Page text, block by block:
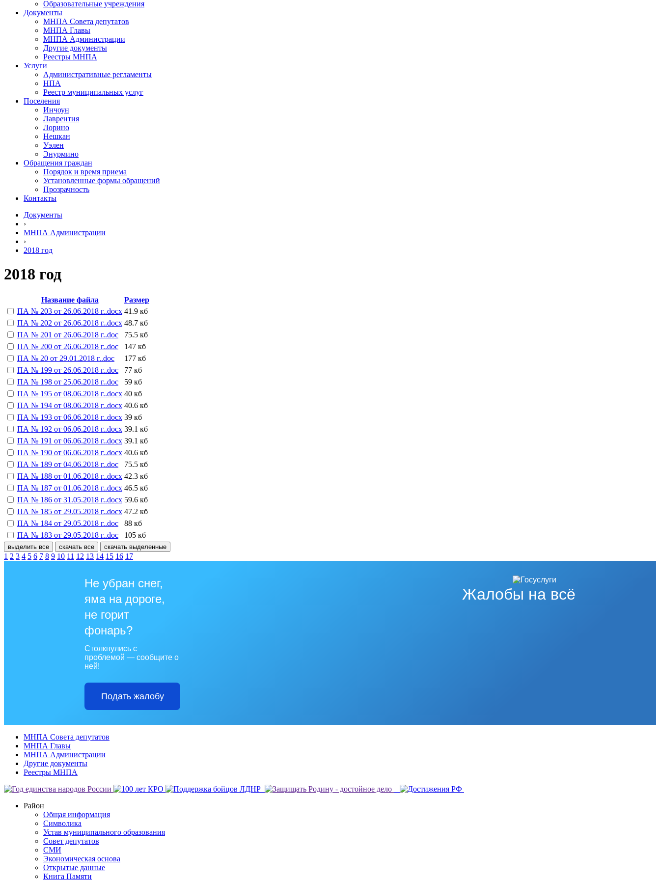
Образовательные учреждения
Документы
МНПА Совета депутатов
МНПА Главы
МНПА Администрации
Другие документы
Реестры МНПА
Услуги
Административные регламенты
НПА
Реестр муниципальных услуг
Поселения
Инчоун
Лаврентия
Лорино
Нешкан
Уэлен
Энурмино
Обращения граждан
Порядок и время приема
Установленные формы обращений
Прозрачность
Контакты
Документы
›
МНПА Администрации
›
2018 год
2018 год
Название файла
Размер
ПА № 203 от 26.06.2018 г..docx 41.9 кб
ПА № 202 от 26.06.2018 г..docx 48.7 кб
ПА № 201 от 26.06.2018 г..doc
75.5 кб
ПА № 200 от 26.06.2018 г..doc
147 кб
ПА № 20 от 29.01.2018 г..doc
177 кб
ПА № 199 от 26.06.2018 г..doc
77 кб
ПА № 198 от 25.06.2018 г..doc
59 кб
ПА № 195 от 08.06.2018 г..docx 40 кб
ПА № 194 от 08.06.2018 г..docx 40.6 кб
ПА № 193 от 06.06.2018 г..docx 39 кб
ПА № 192 от 06.06.2018 г..docx 39.1 кб
ПА № 191 от 06.06.2018 г..docx 39.1 кб
ПА № 190 от 06.06.2018 г..docx 40.6 кб
ПА № 189 от 04.06.2018 г..doc
75.5 кб
ПА № 188 от 01.06.2018 г..docx 42.3 кб
ПА № 187 от 01.06.2018 г..docx 46.5 кб
ПА № 186 от 31.05.2018 г..docx 59.6 кб
ПА № 185 от 29.05.2018 г..docx 47.2 кб
ПА № 184 от 29.05.2018 г..doc
88 кб
ПА № 183 от 29.05.2018 г..doc
105 кб
выделить все скачать все скачать выделенные
1 2 3 4 5 6 7 8 9 10 11 12 13 14 15 16 17
Жалобы на всё
Не убран снег,
яма на дороге,
не горит
фонарь?
Столкнулись с
проблемой — сообщите о
ней!
Подать жалобу
МНПА Совета депутатов
МНПА Главы
МНПА Администрации
Другие документы
Реестры МНПА
Район
Общая информация
Символика
Устав муниципального образования
Совет депутатов
СМИ
Экономическая основа
Открытые данные
Книга Памяти